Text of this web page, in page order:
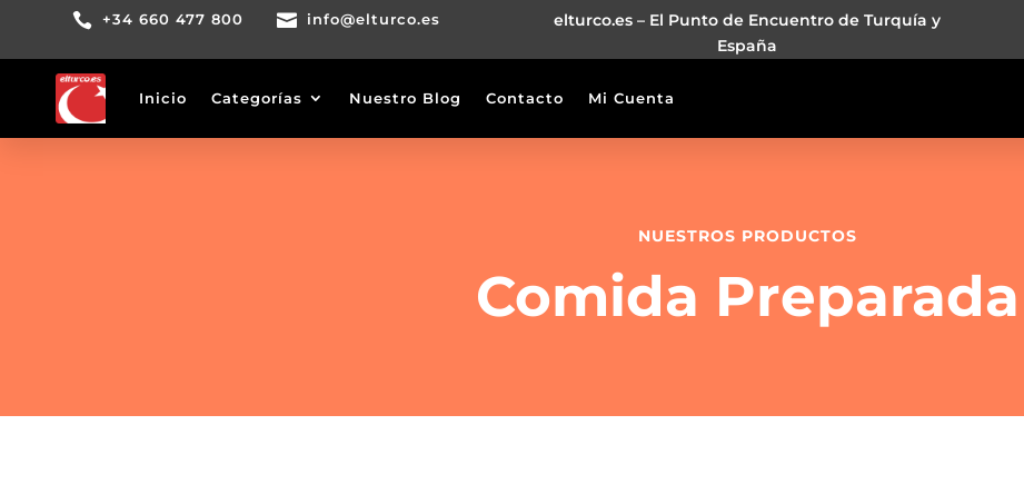
 +34 660 477 800  info@elturco.es
elturco.es – El Punto de Encuentro de Turquía y
España
Inicio Categorías Nuestro Blog Contacto Mi Cuenta
NUESTROS PRODUCTOS
Comida Preparada